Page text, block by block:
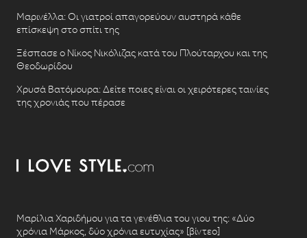
Μαρινέλλα: Οι γιατροί απαγορεύουν αυστηρά κάθε
επίσκεψη στο σπίτι της
Ξέσπασε ο Νίκος Νικόλιζας κατά του Πλούταρχου και της
Θεοδωρίδου
Χρυσά Βατόμουρα: Δείτε ποιες είναι οι χειρότερες ταινίες
της χρονιάς που πέρασε
Μαρίλια Χαριδήμου για τα γενέθλια του γιου της: «Δύο
χρόνια Μάρκος, δύο χρόνια ευτυχίας» [βίντεο]